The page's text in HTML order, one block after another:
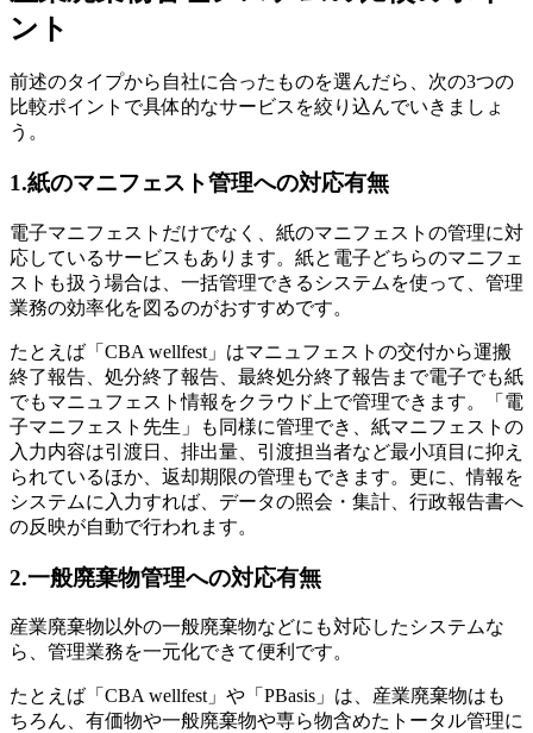
ント
前述のタイプから自社に合ったものを選んだら、次の3つの
比較ポイントで具体的なサービスを絞り込んでいきましょ
う。
1.紙のマニフェスト管理への対応有無
電子マニフェストだけでなく、紙のマニフェストの管理に対
応しているサービスもあります。紙と電子どちらのマニフェ
ストも扱う場合は、一括管理できるシステムを使って、管理
業務の効率化を図るのがおすすめです。
たとえば「CBA wellfest」はマニュフェストの交付から運搬
終了報告、処分終了報告、最終処分終了報告まで電子でも紙
でもマニュフェスト情報をクラウド上で管理できます。「電
子マニフェスト先生」も同様に管理でき、紙マニフェストの
入力内容は引渡日、排出量、引渡担当者など最小項目に抑え
られているほか、返却期限の管理もできます。更に、情報を
システムに入力すれば、データの照会・集計、行政報告書へ
の反映が自動で行われます。
2.一般廃棄物管理への対応有無
産業廃棄物以外の一般廃棄物などにも対応したシステムな
ら、管理業務を一元化できて便利です。
たとえば「CBA wellfest」や「PBasis」は、産業廃棄物はも
ちろん、有価物や一般廃棄物や専ら物含めたトータル管理に